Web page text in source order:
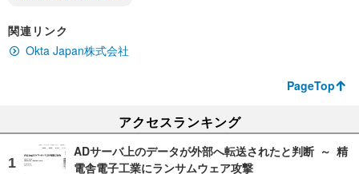
関連リンク
Okta Japan株式会社
PageTop
アクセスランキング
ADサーバ上のデータが外部へ転送されたと判断 ～ 精
電舎電子工業にランサムウェア攻撃